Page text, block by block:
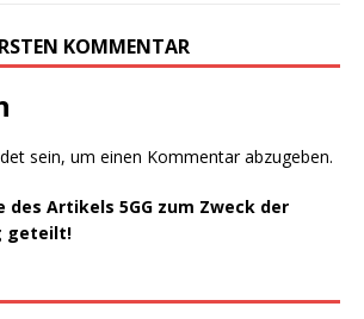
KOMMENTAR
sein, um einen Kommentar abzugeben.
des Artikels 5GG zum Zweck der
geteilt!